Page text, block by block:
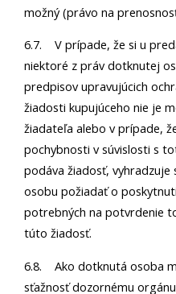
možný (právo na
6.7. V prípade, že si u
niektoré z práv dotknutej
predpisov upravujúcich
žiadosti kupujúceho nie je
žiadateľa alebo v prípade,
pochybnosti v súvislosti s
podáva žiadosť,
osobu požiadať o
potrebných na potvrdenie
túto žiadosť.
6.8. Ako dotknutá osoba
sťažnosť dozornému